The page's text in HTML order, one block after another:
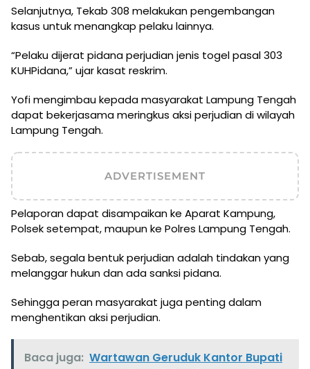
Selanjutnya, Tekab 308 melakukan pengembangan
kasus untuk menangkap pelaku lainnya.
“Pelaku dijerat pidana perjudian jenis togel pasal 303
KUHPidana,” ujar kasat reskrim.
Yofi mengimbau kepada masyarakat Lampung Tengah
dapat bekerjasama meringkus aksi perjudian di wilayah
Lampung Tengah.
ADVERTISEMENT
Pelaporan dapat disampaikan ke Aparat Kampung,
Polsek setempat, maupun ke Polres Lampung Tengah.
Sebab, segala bentuk perjudian adalah tindakan yang
melanggar hukun dan ada sanksi pidana.
Sehingga peran masyarakat juga penting dalam
menghentikan aksi perjudian.
Baca juga: Wartawan Geruduk Kantor Bupati